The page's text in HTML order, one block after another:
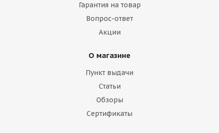
Гарантия на товар
Вопрос-ответ
Акции
О магазине
Пункт выдачи
Статьи
Обзоры
Сертификаты